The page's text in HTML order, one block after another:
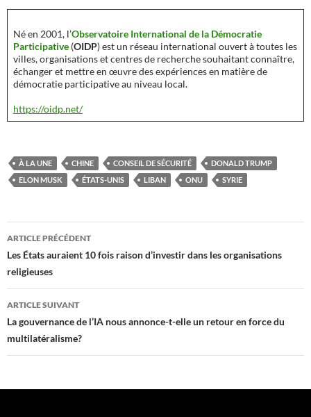
Né en 2001, l’Observatoire International de la Démocratie
Participative (OIDP) est un réseau international ouvert à toutes les
villes, organisations et centres de recherche souhaitant connaître,
échanger et mettre en œuvre des expériences en matière de
démocratie participative au niveau local.
https://oidp.net/
À LA UNE CHINE CONSEIL DE SÉCURITÉ
DONALD TRUMP
ELON MUSK
ÉTATS-UNIS LIBAN ONU SYRIE
Navigation
des
articles
ARTICLE PRÉCÉDENT
Les États auraient 10 fois raison d’investir dans les organisations
religieuses
ARTICLE SUIVANT
La gouvernance de l’IA nous annonce-t-elle un retour en force du
multilatéralisme?